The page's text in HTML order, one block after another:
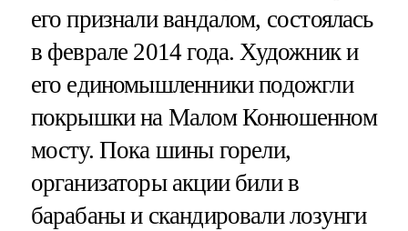
его признали вандалом, состоялась
в феврале 2014 года. Художник и
его единомышленники подожгли
покрышки на Малом Конюшенном
мосту. Пока шины горели,
организаторы акции били в
барабаны и скандировали лозунги